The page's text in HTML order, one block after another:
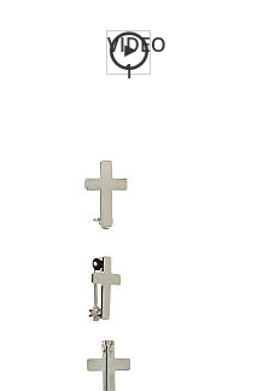
VIDEO
1